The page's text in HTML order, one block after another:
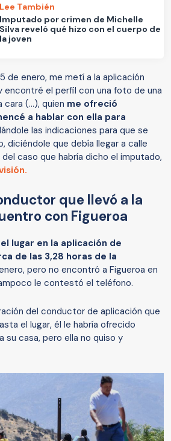
Lee También
Imputado por crimen de Michelle
Silva reveló qué hizo con el cuerpo de
la joven
de enero, me metí a la aplicación
encontré el perfil con una foto de una
(…), quien me ofreció
a hablar con ella para
las indicaciones para que se
diciéndole que debía llegar a calle
caso que habría dicho el imputado,
que llevó a la
con Figueroa
lugar en la aplicación de
de las 3,28 horas de la
pero no encontró a Figueroa en
le contestó el teléfono.
del conductor de aplicación que
el lugar, él le habría ofrecido
su casa, pero ella no quiso y